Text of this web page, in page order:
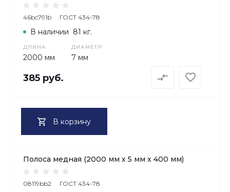
46bc791b ГОСТ 434-78
ДЛИНА
2000 мм
ДИАМЕТР
7 мм
В наличии 81 кг.
385 руб.
В корзину
Полоса медная (2000 мм х 5 мм х 400 мм)
08119bb2 ГОСТ 434-78